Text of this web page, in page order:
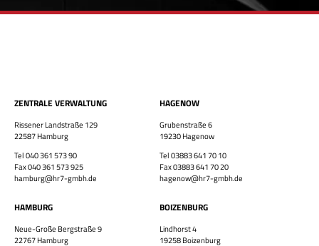
ZENTRALE VERWALTUNG
Rissener Landstraße 129
22587 Hamburg
Tel 040 361 573 90
Fax 040 361 573 925
hamburg@hr7-gmbh.de
HAMBURG
Neue-Große Bergstraße 9
22767 Hamburg
HAGENOW
Grubenstraße 6
19230 Hagenow
Tel 03883 641 70 10
Fax 03883 641 70 20
hagenow@hr7-gmbh.de
BOIZENBURG
Lindhorst 4
19258 Boizenburg